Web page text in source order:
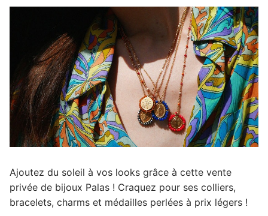
Ajoutez du soleil à vos looks grâce à cette vente
privée de bijoux Palas ! Craquez pour ses colliers,
bracelets, charms et médailles perlées à prix légers !